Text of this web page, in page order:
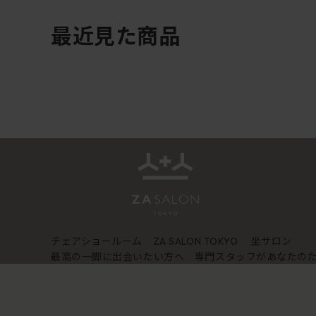
最近見た商品
チェアショールーム ZA SALON TOKYO
坐サロン
最高の一脚に出会いたい方へ 専門スタッフがあなたの